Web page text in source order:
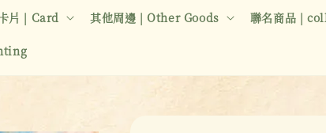
片 | Card 其他周邊 | Other Goods 聯名商品 |